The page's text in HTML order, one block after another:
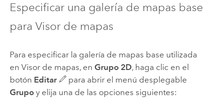
Especificar una galería de mapas base
para Visor de mapas
Para especificar la galería de mapas base utilizada
en Visor de mapas, en Grupo 2D, haga clic en el
botón Editar
para abrir el menú desplegable
Grupoy elija una de las opciones siguientes: